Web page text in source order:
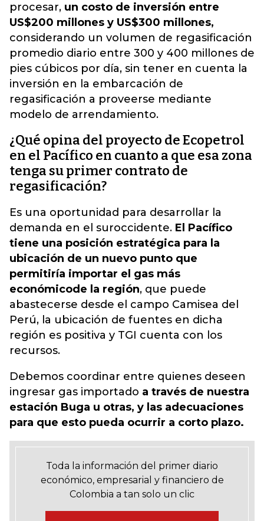
procesar, un costo de inversión entre
US$200 millones y US$300 millones,
considerando un volumen de regasificación
promedio diario entre 300 y 400 millones de
pies cúbicos por día, sin tener en cuenta la
inversión en la embarcación de
regasificación a proveerse mediante
modelo de arrendamiento.
¿Qué opina del proyecto de Ecopetrol
en el Pacífico en cuanto a que esa zona
tenga su primer contrato de
regasificación?
Es una oportunidad para desarrollar la
demanda en el suroccidente. El Pacífico
tiene una posición estratégica para la
ubicación de un nuevo punto que
permitiría importar el gas más
económicode la región, que puede
abastecerse desde el campo Camisea del
Perú, la ubicación de fuentes en dicha
región es positiva y TGI cuenta con los
recursos.
Debemos coordinar entre quienes deseen
ingresar gas importado a través de nuestra
estación Buga u otras, y las adecuaciones
para que esto pueda ocurrir a corto plazo.
Toda la información del primer diario
económico, empresarial y financiero de
Colombia a tan solo un clic